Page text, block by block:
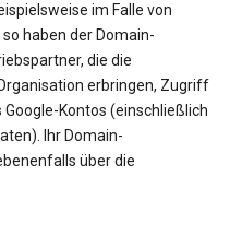
im Falle von
haben der Domain-
die die
erbringen, Zugriff
Kontos (einschließlich
Ihr Domain-
über die